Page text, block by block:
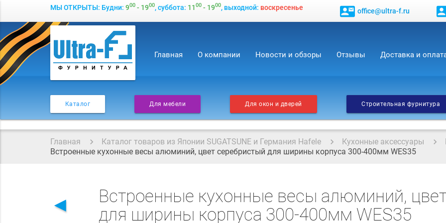
МЫ ОТКРЫТЫ: Будни: 900- 1900, суббота: 1100- 1900, выходной: воскресенье contact_mail office@ultra-f.ru
Главная О компании Новости и обзоры Отзывы Доставка и
Каталог Для мебели Для окон и дверей Строительная фурнитура
Главная Каталог товаров из Японии SUGATSUNE и Германия Hafele Кухонные аксессуары
Встроенные кухонные весы алюминий, цвет серебристый для ширины корпуса 300-400мм WES35
◄
Встроенные кухонные весы алюминий,
для ширины корпуса 300-400мм WES35